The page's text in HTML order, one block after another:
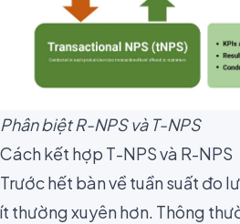
Phân biệt R-NPS và T-NPS
Cách kết hợp T-NPS và R-NPS
Trước hết bàn về tuần suất đo
ít thường xuyên hơn. Thông